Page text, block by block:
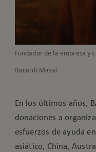
Fundador de la empresa y
Bacardí Massó
En los últimos años,
donaciones a
esfuerzos de ayuda
asiático, China,